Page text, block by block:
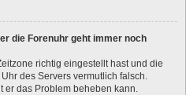
die Forenuhr geht immer noch
richtig eingestellt hast und die
des Servers vermutlich falsch.
er das Problem beheben kann.